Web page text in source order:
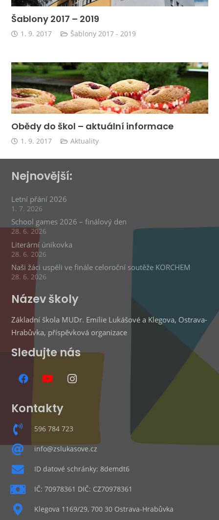
Šablony 2017 – 2019
1. 9. 2017 Šablony 2017 - 2019
Obědy do škol – aktuální informace
1. 9. 2017 Aktuality
Nejnovější:
Letní přání 2026
1. 7. 2026
School games 2026 – finálový den
28. 6. 2026
Literární únikovka
28. 6. 2026
Naši žáci uspěli ve finále celoroční soutěže KORCHEM
28. 6. 2026
Název školy
Základní škola MUDr. Emílie Lukášové a Klegova, Ostrava-
Hrabůvka, příspěvková organizace
Sledujte nás
Kontakty
596 784 723
info@zslukasove.cz
ID datové schránky: 8demdt6
IČ: 70978361 DIČ: CZ70978361
Klegova 1169/29, 700 30 Ostrava-Hrabůvka